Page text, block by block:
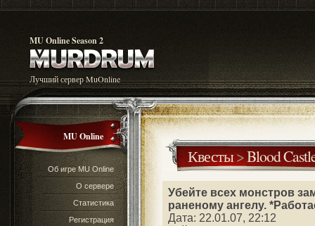
MU Online Season 2
Лучший сервер MuOnline
MU Online
Об игре MU Online
О сервере
Статистика
Регистрация
Квесты>Blood
Убейте всех монстров
раненому ангелу.
Дата: 22.01.07, 22:12